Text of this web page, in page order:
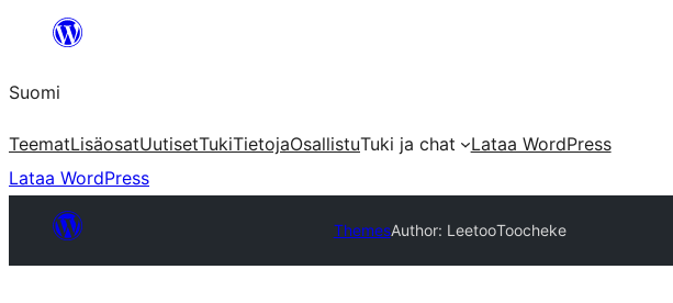
Suomi
TeematLisäosatUutisetTukiTietojaOsallistuTuki ja chat
Lataa WordPress
Lataa WordPress
ThemesAuthor: LeetooToocheke